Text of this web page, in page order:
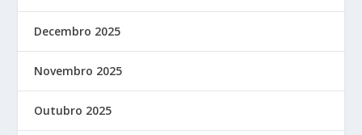
Decembro 2025
Novembro 2025
Outubro 2025